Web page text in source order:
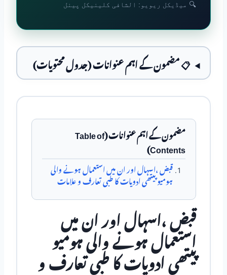
🔍 میڈیکل ریویو: الشافی کلینیکل پینل
📋 مضمون کے اہم عنوانات (جدول محتویات)
مضمون کے اہم عنوانات (Table of
Contents)
قبض ،اسہال اور ان میں استعمال ہونے والی
ہومیو پیتھی ادویات کا طبی تعارف و علامات
قبض ،اسہال اور ان میں
استعمال ہونے والی ہومیو
پیتھی ادویات کا طبی تعارف و